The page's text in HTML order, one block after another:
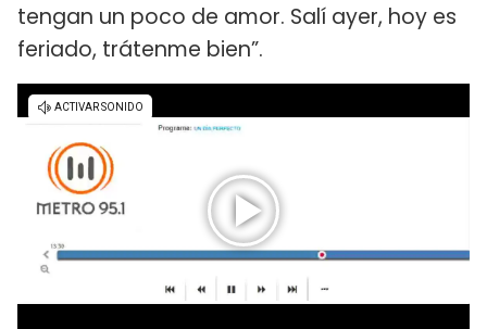
tengan un poco de amor. Salí ayer, hoy es
feriado, trátenme bien”.